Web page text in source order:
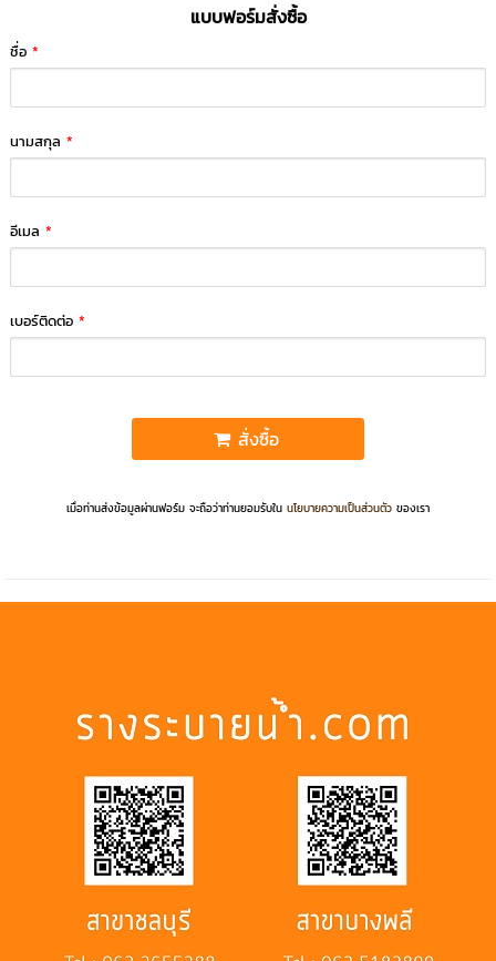
แบบฟอร์มสั่งซื้อ
ชื่อ*
นามสกุล*
อีเมล*
เบอร์ติดต่อ*
สั่งซื้อ
เมื่อท่านส่งข้อมูลผ่านฟอร์ม จะถือว่าท่านยอมรับใน นโยบายความเป็นส่วนตัว ของเรา